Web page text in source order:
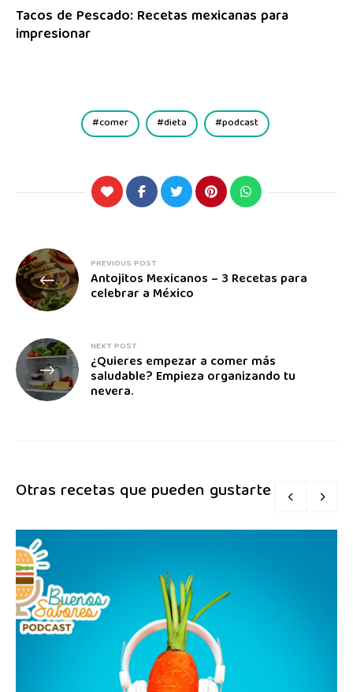
Tacos de Pescado: Recetas mexicanas para
impresionar
comer dieta podcast
PREVIOUS POST
Antojitos Mexicanos – 3 Recetas para
celebrar a México
NEXT POST
¿Quieres empezar a comer más
saludable? Empieza organizando tu
nevera.
Otras recetas que pueden gustarte